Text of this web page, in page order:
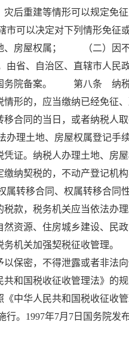
后重建等情形可以规定免
可以决定对下列情形免
、房屋权属； （二）因
、自治区、直辖市人民
务院备案。 第八条 纳税
情形的，应当缴纳已经
合同的当日，或者纳税人
理土地、房屋权属登记
证。纳税人办理土地、房
纳契税的，不动产登记机
移合同、权属转移合同性
的税款，税务机关应当依
资源、住房城乡建设、民
务机关加强契税征收管理
以保密，不得泄露或者
共和国税收征收管理法》
中华人民共和国税收征收
1997年7月7日国务院发